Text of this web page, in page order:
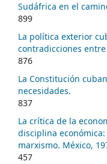
Sudáfrica en el
899
La política exterior
contradicciones
876
La Constitución
necesidades.
837
La crítica de la
disciplina
marxismo. México,
457